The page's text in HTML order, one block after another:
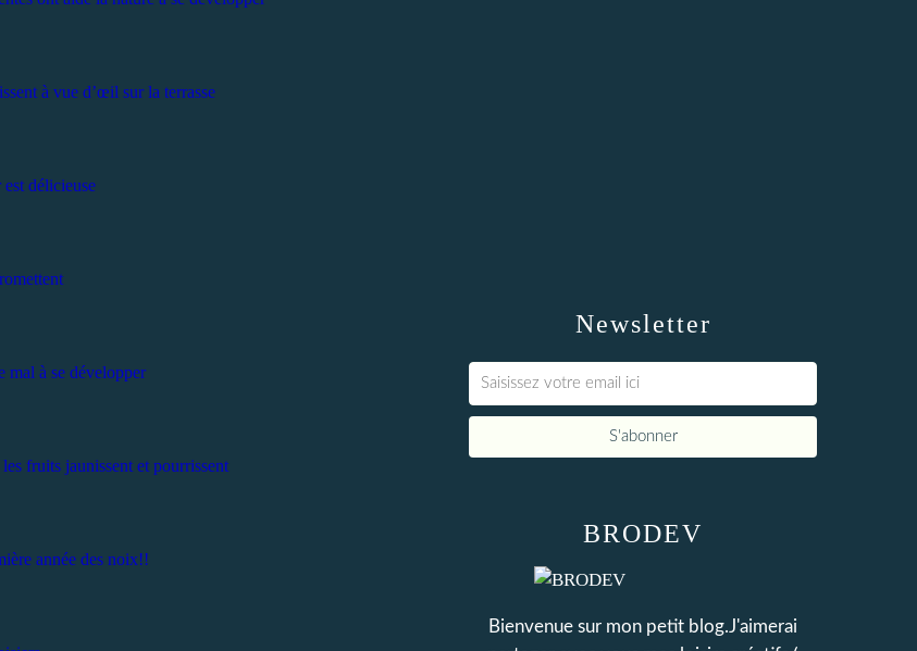
à vue d’œil sur la terrasse
est délicieuse
mal à se développer
fruits jaunissent et pourrissent
année des noix!!
Newsletter
BRODEV
Bienvenue sur mon petit blog.J'aimerai